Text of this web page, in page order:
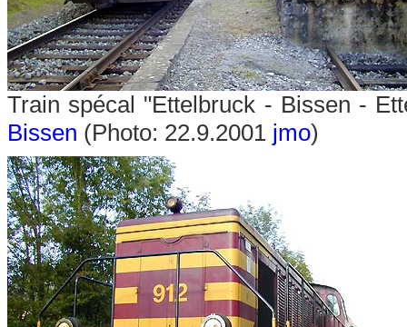
Train spécal "Ettelbruck - Bissen -
Bissen (Photo: 22.9.2001 jmo)